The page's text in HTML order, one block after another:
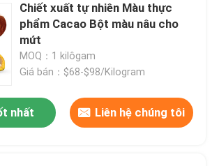
Chiết xuất tự nhiên Màu thực
phẩm Cacao Bột màu nâu cho
mứt
MOQ：1 kilôgam
Giá bán：$68-$98/Kilogram
nhất Liên hệ chúng tôi